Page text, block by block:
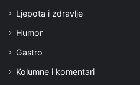
Ljepota i zdravlje
Humor
Gastro
Kolumne i komentari